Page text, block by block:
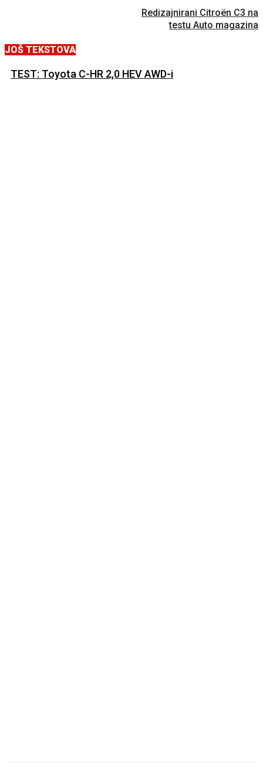
Redizajnirani Citroën C3 na
testu Auto magazina
JOŠ TEKSTOVA
TEST: Toyota C-HR 2,0 HEV AWD-i